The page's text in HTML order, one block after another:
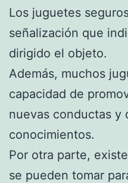
Los juguetes
señalización que
dirigido el objeto.
Además, muchos
capacidad de
nuevas conductas y
conocimientos.
Por otra parte,
se pueden tomar